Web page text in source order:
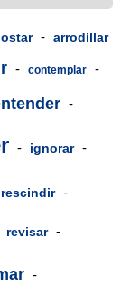
- arrodillar
- contemplar -
-
- ignorar -
-
revisar -
-